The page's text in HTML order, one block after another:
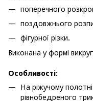
поперечного
поздовжнього
фігурної різки.
Виконана у формі
Особливості:
На ріжучому
рівнобедреного